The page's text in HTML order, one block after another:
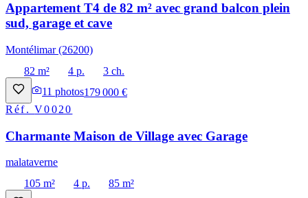
Appartement T4 de 82 m² avec grand balcon plein
sud, garage et cave
Montélimar (26200)
82 m²
4 p.
3 ch.
11 photos179 000 €
Réf.V0020
Charmante Maison de Village avec Garage
malataverne
105 m²
4 p.
85 m²